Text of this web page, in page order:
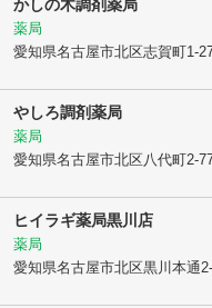
かしの木調剤薬局
薬局
愛知県名古屋市北区志賀町1-
やしろ調剤薬局
薬局
愛知県名古屋市北区 八代町2-
ヒイラギ薬局黒川店
薬局
愛知県名古屋市北区黒川本通